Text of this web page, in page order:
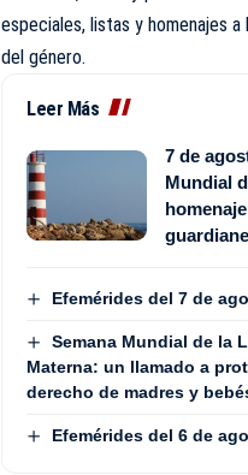
especiales, listas y homenajes
del género.
Leer Más
7 de
Mundial
Efemérides del 7 de
Semana Mundial de la
Materna: un llamado a
derecho de madres y
Efemérides del 6 de